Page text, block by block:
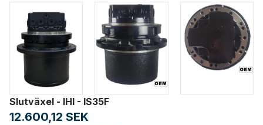
Slutväxel - IHI - IS35F
12.600,12 SEK